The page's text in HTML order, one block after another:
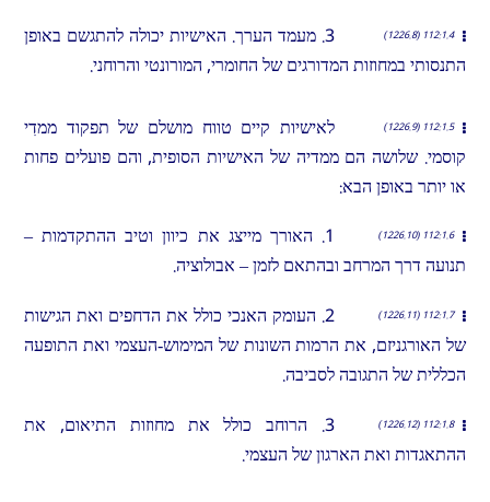
112:1.4 (1226.8)
3. מעמד הערך. האישיות יכולה להתגשם באופן
התנסותי במחוזות המדורגים של החומרי, המורונטי והרוחני.
112:1.5 (1226.9)
לאישיות קיים טווח מושלם של תפקוד ממדִי
קוסמי. שלושה הם ממדיה של האישיות הסופית, והם פועלים פחות
או יותר באופן הבא:
112:1.6 (1226.10)
1. האורך מייצג את כיוון וטיב ההתקדמות –
תנועה דרך המרחב ובהתאם לזמן – אבולוציה.
112:1.7 (1226.11)
2. העומק האנכי כולל את הדחפים ואת הגישות
של האורגניזם, את הרמות השונות של המימוש-העצמי ואת התופעה
הכללית של התגובה לסביבה.
112:1.8 (1226.12)
3. הרוחב כולל את מחוזות התיאום, את
ההתאגדות ואת הארגון של העצמי.